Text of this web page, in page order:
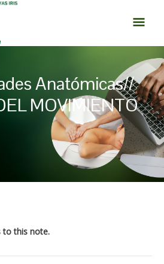
Anatómicas//
MOVIMIENTO
to this note.